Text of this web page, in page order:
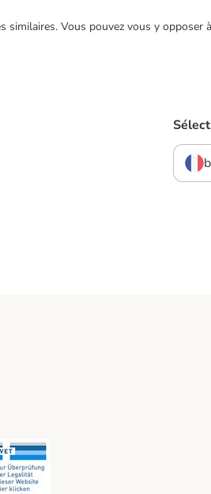
Vous pouvez vous y